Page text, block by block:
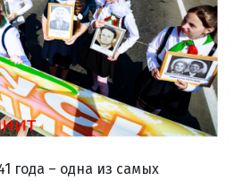
года – одна из самых